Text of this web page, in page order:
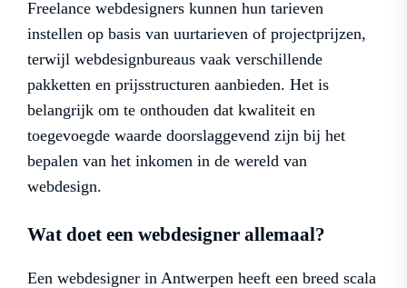
Freelance webdesigners kunnen hun tarieven
instellen op basis van uurtarieven of projectprijzen,
terwijl webdesignbureaus vaak verschillende
pakketten en prijsstructuren aanbieden. Het is
belangrijk om te onthouden dat kwaliteit en
toegevoegde waarde doorslaggevend zijn bij het
bepalen van het inkomen in de wereld van
webdesign.
Wat doet een webdesigner allemaal?
Een webdesigner in Antwerpen heeft een breed scala